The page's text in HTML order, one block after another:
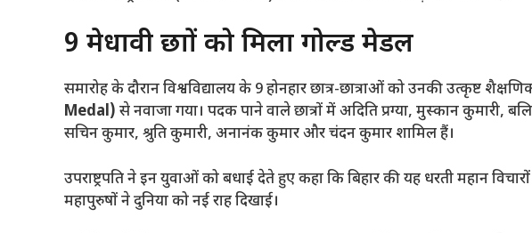
​9 मेधावी छात्रों को मिला गोल्ड मेडल
​समारोह के दौरान विश्वविद्यालय के 9 होनहार छात्र-छात्राओं को उनकी उत्कृष्ट
Medal) से नवाजा गया। पदक पाने वाले छात्रों में अदिति प्रग्या, मुस्कान कुमारी,
सचिन कुमार, श्रुति कुमारी, अनानंक कुमार और चंदन कुमार शामिल हैं।
​उपराष्ट्रपति ने इन युवाओं को बधाई देते हुए कहा कि बिहार की यह धरती महान
महापुरुषों ने दुनिया को नई राह दिखाई।